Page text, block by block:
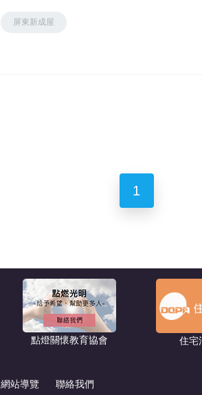
屏東新成屋
1
點燈關懷教育協會 住宅
網站導覽 聯絡我們